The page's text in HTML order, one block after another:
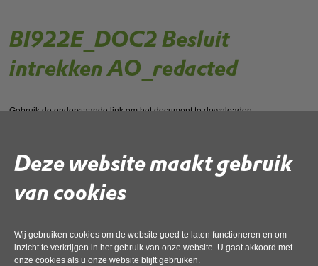
Deze website maakt gebruik
van cookies
Wij gebruiken cookies om de website goed te laten functioneren en om
inzicht te verkrijgen in het gebruik van onze website. U gaat akkoord met
onze cookies als u onze website blijft gebruiken.
BI922E_DOC2 Besluit
intrekken AO_redacted
Gebruik de onderstaande link om het document te downloaden.
Deel deze pagina